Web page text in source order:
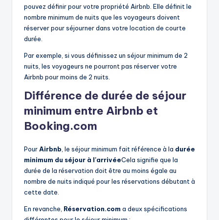
pouvez définir pour votre propriété Airbnb. Elle définit le
nombre minimum de nuits que les voyageurs doivent
réserver pour séjourner dans votre location de courte
durée.
Par exemple, si vous définissez un séjour minimum de 2
nuits, les voyageurs ne pourront pas réserver votre
Airbnb pour moins de 2 nuits.
Différence de durée de séjour
minimum entre Airbnb et
Booking.com
PourAirbnb , le séjour minimum fait référence à la durée
minimum du séjour à l'arrivéeCela signifie que la
durée de la réservation doit être au moins égale au
nombre de nuits indiqué pour les réservations débutant à
cette date.
En revanche, Réservation.com a deux spécifications